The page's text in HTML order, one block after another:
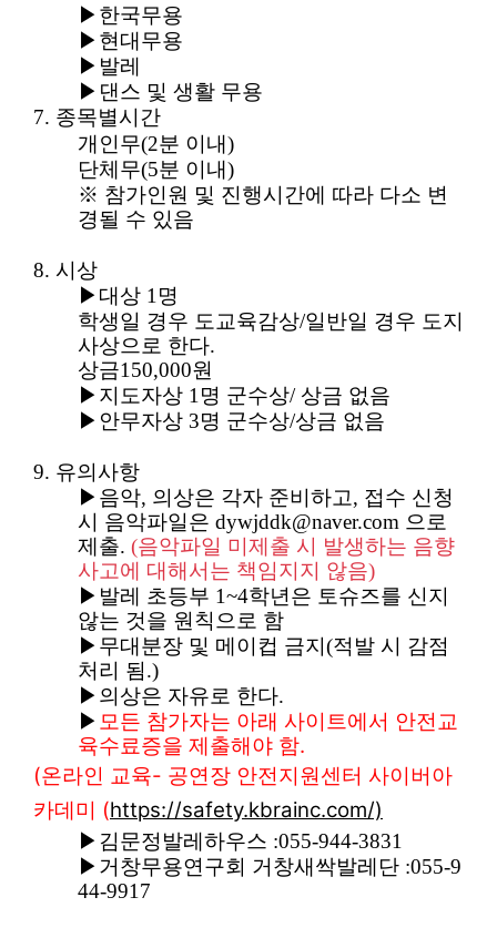
▶ 한국무용
▶ 현대무용
▶ 발레
▶ 댄스 및 생활 무용
7. 종목별시간
개인무(2분 이내)
단체무(5분 이내)
※ 참가인원 및 진행시간에 따라 다소 변
경될 수 있음
8. 시상
▶ 대상 1 명
학생일 경우 도교육감상/일반일 경우 도지
사상으로 한다.
상금150,000원
▶ 지도자상 1 명 군수상/ 상금 없음
▶ 안무자상 3명 군수상/상금 없음
9. 유의사항
▶ 음악, 의상은 각자 준비하고, 접수 신청
시 음악파일은 dywjddk@naver.com 으로
제출. (음악파일 미제출 시 발생하는 음향
사고에 대해서는 책임지지 않음)
▶ 발레 초등부 1~4학년은 토슈즈를 신지
않는 것을 원칙으로 함
▶ 무대분장 및 메이컵 금지 (적발 시 감점
처리 됨.)
▶ 의상은 자유로 한다.
▶ 모든 참가자는 아래 사이트에서 안전교
육수료증을 제출해야 함.
(온라인 교육- 공연장 안전지원센터 사이버아
카데미 (https://safety.kbrainc.com/)
▶ 김문정발레하우스 :055-944-3831
▶ 거창무용연구회 거창새싹발레단 :055-9
44-9917